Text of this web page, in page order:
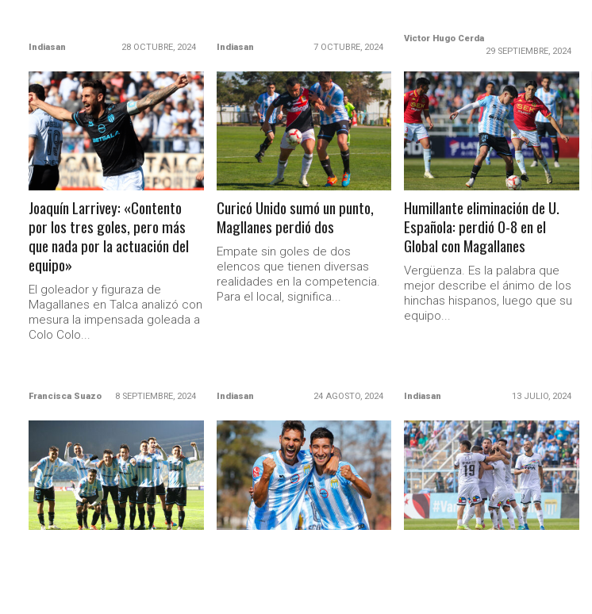
Indiasan 28 OCTUBRE, 2024 Indiasan 7 OCTUBRE, 2024
Victor Hugo Cerda
29 SEPTIEMBRE, 2024
LEER MÁS
Joaquín Larrivey: «Contento
por los tres goles, pero más
que nada por la actuación del
equipo»
El goleador y figuraza de
Magallanes en Talca analizó con
mesura la impensada goleada a
Colo Colo...
Francisca Suazo 8 SEPTIEMBRE, 2024
LEER MÁS
Curicó Unido sumó un punto,
Magllanes perdió dos
Empate sin goles de dos
elencos que tienen diversas
realidades en la competencia.
Para el local, significa...
Indiasan 24 AGOSTO, 2024
LEER MÁS
Humillante eliminación de U.
Española: perdió 0-8 en el
Global con Magallanes
Vergüenza. Es la palabra que
mejor describe el ánimo de los
hinchas hispanos, luego que su
equipo...
Indiasan 13 JULIO, 2024
LEER MÁS LEER MÁS LEER MÁS